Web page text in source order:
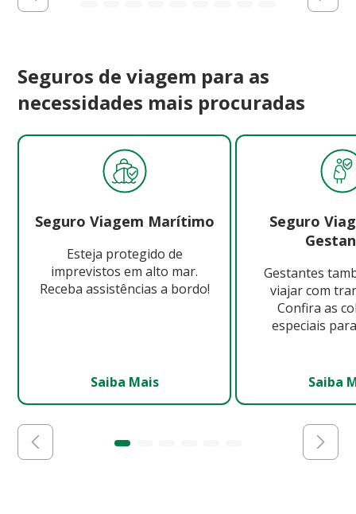
Seguros de viagem para as
necessidades mais procuradas
Seguro Viagem Marítimo
Esteja protegido de
imprevistos em alto mar.
Receba assistências a bordo!
Saiba Mais
Seguro
Gestantes
viajar com
Confira as
especiais
Saiba